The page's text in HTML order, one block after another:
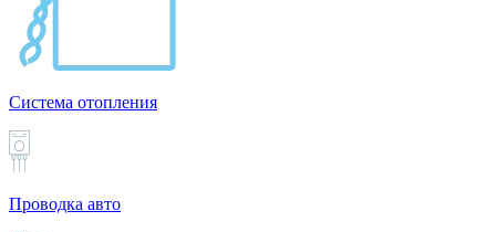
Система отопления
Проводка авто